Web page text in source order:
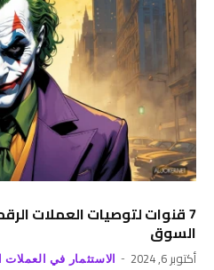
7 قنوات لتوصيات العملات
السوق
أكتوبر 6, 2024 الاستثمار في العملات